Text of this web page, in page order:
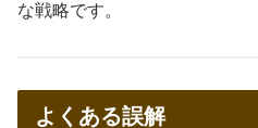
な戦略です。
よくある誤解